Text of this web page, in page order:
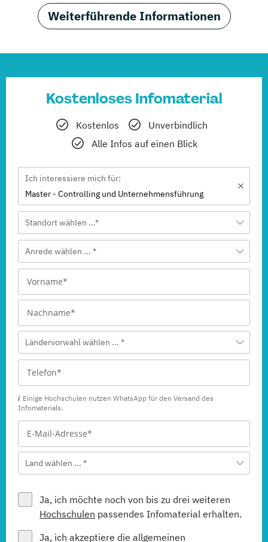
Weiterführende Informationen
Kostenloses Infomaterial
Kostenlos
Unverbindlich
Alle Infos auf einen Blick
Ich interessiere mich für:
Master - Controlling und Unternehmensführung
Standort wählen ...*
Anrede wählen ... *
Ländervorwahl wählen ... *
Einige Hochschulen nutzen WhatsApp für den Versand des
Infomaterials.
Land wählen ... *
Ja, ich möchte noch von bis zu drei weiteren
Hochschulen passendes Infomaterial erhalten.
Ja, ich akzeptiere die allgemeinen